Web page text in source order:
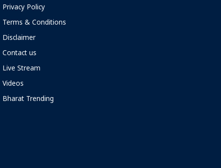
Privacy Policy
Terms & Conditions
Disclaimer
Contact us
Live Stream
Videos
Bharat Trending